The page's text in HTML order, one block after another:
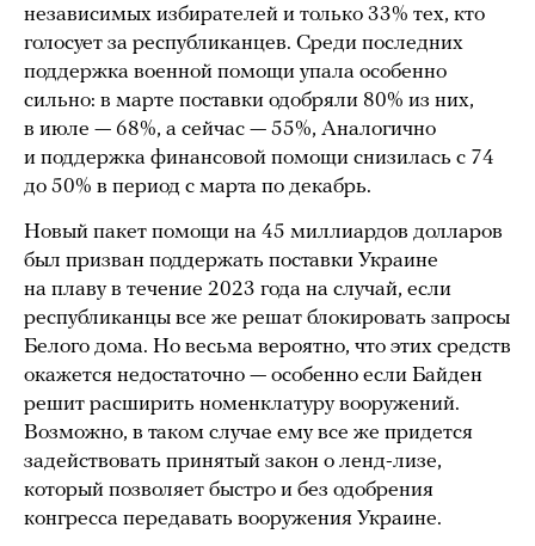
независимых избирателей и только 33% тех, кто
голосует за республиканцев. Среди последних
поддержка военной помощи упала особенно
сильно: в марте поставки одобряли 80% из них,
в июле — 68%, а сейчас — 55%, Аналогично
и поддержка финансовой помощи снизилась с 74
до 50% в период с марта по декабрь.
Новый пакет помощи на 45 миллиардов долларов
был призван поддержать поставки Украине
на плаву в течение 2023 года на случай, если
республиканцы все же решат блокировать запросы
Белого дома. Но весьма вероятно, что этих средств
окажется недостаточно — особенно если Байден
решит расширить номенклатуру вооружений.
Возможно, в таком случае ему все же придется
задействовать принятый закон о ленд-лизе,
который позволяет быстро и без одобрения
конгресса передавать вооружения Украине.